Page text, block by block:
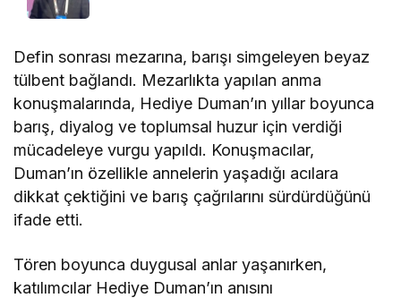
Defin sonrası mezarına, barışı simgeleyen beyaz
tülbent bağlandı. Mezarlıkta yapılan anma
konuşmalarında, Hediye Duman’ın yıllar boyunca
barış, diyalog ve toplumsal huzur için verdiği
mücadeleye vurgu yapıldı. Konuşmacılar,
Duman’ın özellikle annelerin yaşadığı acılara
dikkat çektiğini ve barış çağrılarını sürdürdüğünü
ifade etti.
Tören boyunca duygusal anlar yaşanırken,
katılımcılar Hediye Duman’ın anısını